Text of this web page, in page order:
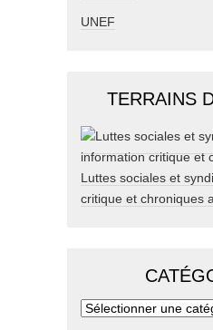
UNEF
TERRAINS
Luttes sociales et
critique et chroniques